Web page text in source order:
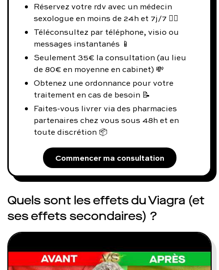
Réservez votre rdv avec un médecin
sexologue en moins de 24h et 7j/7 👨‍⚕️
Téléconsultez par téléphone, visio ou
messages instantanés 📱
Seulement 35€ la consultation (au lieu
de 80€ en moyenne en cabinet) 💸
Obtenez une ordonnance pour votre
traitement en cas de besoin 📝
Faites-vous livrer via des pharmacies
partenaires chez vous sous 48h et en
toute discrétion 📦
Commencer ma consultation
Quels sont les effets du Viagra (et
ses effets secondaires) ?